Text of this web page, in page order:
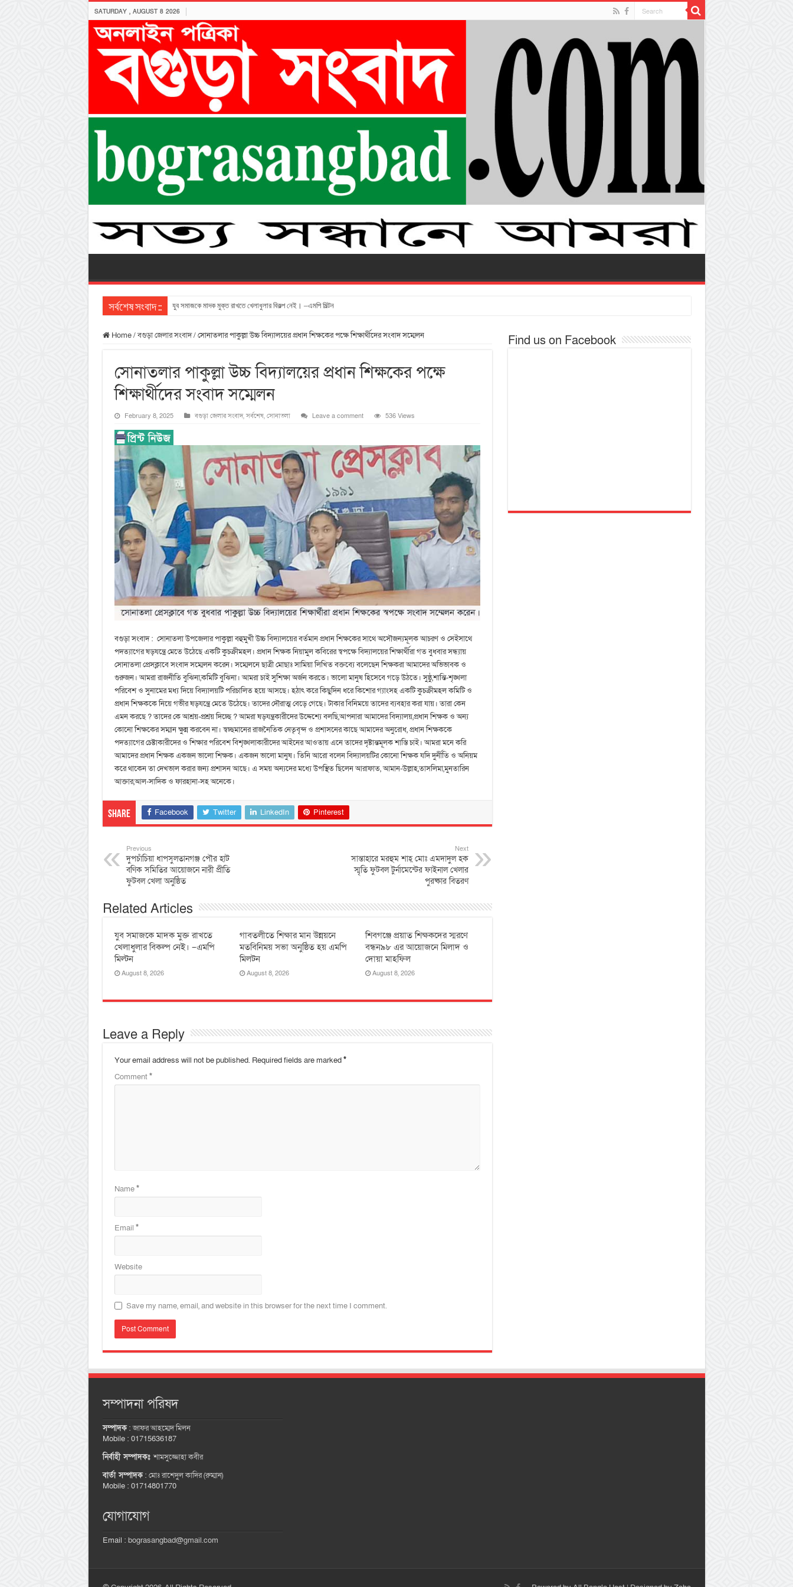
SATURDAY , AUGUST 8 2026
সর্বশেষ সংবাদ :: যুব সমাজকে মাদক মুক্ত রাখতে খেলাধুলার বিকল্প নেই। –এমপি মিল্টন
Home/বগুড়া জেলার সংবাদ/সোনাতলার পাকুল্লা উচ্চ বিদ্যালয়ের প্রধান শিক্ষকের পক্ষে শিক্ষার্থীদের সংবাদ সম্মেলন
সোনাতলার পাকুল্লা উচ্চ বিদ্যালয়ের প্রধান শিক্ষকের পক্ষে
শিক্ষার্থীদের সংবাদ সম্মেলন
February 8, 2025 বগুড়া জেলার সংবাদ,সর্বশেষ, সোনাতলা Leave a comment 536 Views
বগুড়া সংবাদ : সোনাতলা উপজেলার পাকুল্লা বহুমুখী উচ্চ বিদ্যালয়ের বর্তমান প্রধান শিক্ষকের সাথে অসৌজন্যমূলক আচরণ ও সেইসাথে
পদত্যাগের ষড়যন্ত্রে মেতে উঠেছে একটি কুচক্রীমহল। প্রধান শিক্ষক নিয়ামুল কবিরের স্বপক্ষে বিদ্যালয়ের শিক্ষার্থীরা গত বুধবার সন্ধ্যায়
সোনাতলা প্রেসক্লাবে সংবাদ সম্মেলন করেন। সম্মেলনে ছাত্রী মোছাঃ সামিয়া লিখিত বক্তব্যে বলেছেন শিক্ষকরা আমাদের অভিভাবক ও
গুরুজন। আমরা রাজনীতি বুঝিনা,কমিটি বুঝিনা। আমরা চাই সুশিক্ষা অর্জন করতে। ভালো মানুষ হিসেবে গড়ে উঠতে। সুষ্ঠু,শান্তি-শৃঙ্খলা
পরিবেশ ও সুনামের মধ্য দিয়ে বিদ্যালয়টি পরিচালিত হয়ে আসছে। হঠাৎ করে কিছুদিন ধরে কিশোর গ্যাংসহ একটি কুচক্রীমহল কমিটি ও
প্রধান শিক্ষককে নিয়ে গভীর ষড়যন্ত্রে মেতে উঠেছে। তাদের দৌরাত্ম বেড়ে গেছে। টাকার বিনিময়ে তাদের ব্যবহার করা যায়। তারা কেন
এমন করছে ? তাদের কে আশ্রয়-প্রশ্রয় দিচ্ছে ? আমরা ষড়যন্ত্রকারীদের উদ্দেশ্যে বলছি,আপনারা আমাদের বিদ্যালয়,প্রধান শিক্ষক ও অন্য
কোনো শিক্ষকের সম্মান ক্ষুন্ন করবেন না। স্বচ্ছমানের রাজনৈতিক নেতৃবৃন্দ ও প্রশাসনের কাছে আমাদের অনুরোধ, প্রধান শিক্ষককে
পদত্যাগের চেষ্টাকারীদের ও শিক্ষার পরিবেশ বিশৃঙ্খলাকারীদের আইনের আওতায় এনে তাদের দৃষ্টান্তমূলক শাস্তি চাই। আমরা মনে করি
আমাদের প্রধান শিক্ষক একজন ভালো শিক্ষক। একজন ভালো মানুষ। তিনি আরো বলেন বিদ্যালয়টির কোনো শিক্ষক যদি দুর্নীতি ও অনিয়ম
করে থাকেন তা দেখভাল করার জন্য প্রশাসন আছে। এ সময় অন্যদের মধ্যে উপস্থিত ছিলেন আরাফাত, আমান-উল্লাহ,তাসলিমা,মুনতারিন
আক্তার,আল-সাদিক ও ফারহানা-সহ অনেকে।
Share Facebook Twitter LinkedIn Pinterest
Previous
দুপচাঁচিয়া ধাপসুলতানগঞ্জ পৌর হাট
বণিক সমিতির আয়োজনে নারী প্রীতি
ফুটবল খেলা অনুষ্ঠিত
Next
সান্তাহারে মরহুম শাহ্ মোঃ এমদাদুল হক
স্মৃতি ফুটবল টুর্নামেন্টের ফাইনাল খেলার
পুরষ্কার বিতরণ
Related Articles
যুব সমাজকে মাদক মুক্ত রাখতে
খেলাধুলার বিকল্প নেই। –এমপি
মিল্টন
August 8, 2026
‎গাবতলীতে শিক্ষার মান উন্নয়নে
‎মতবিনিময় সভা অনুষ্ঠিত হয় ‎এমপি
মিলটন
August 8, 2026
শিবগঞ্জে প্রয়াত শিক্ষকদের স্মরণে
বন্ধন৯৮ এর আয়োজনে মিলাদ ও
দোয়া মাহফিল
August 8, 2026
Leave a Reply
Your email address will not be published. Required fields are marked*
Comment*
Name*
Email *
Website
Save my name, email, and website in this browser for the next time I comment.
Find us on Facebook
সম্পাদনা পরিষদ
সম্পাদক:জাফর আহম্মেদ মিলন
Mobile : 01715636187
নির্বাহী সম্পাদকঃশামসুজ্জোহা কবীর
বার্তা সম্পাদক: মোঃ রাশেদুল কাদির (রুম্মান)
Mobile : 01714801770
যোগাযোগ
Email : bograsangbad@gmail.com